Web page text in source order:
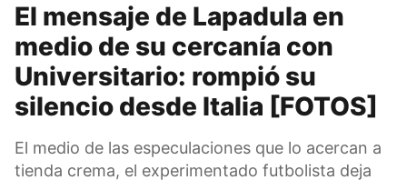
El mensaje de Lapadula en
medio de su cercanía con
Universitario: rompió su
silencio desde Italia [FOTOS]
El medio de las especulaciones que lo acercan a
tienda crema, el experimentado futbolista deja